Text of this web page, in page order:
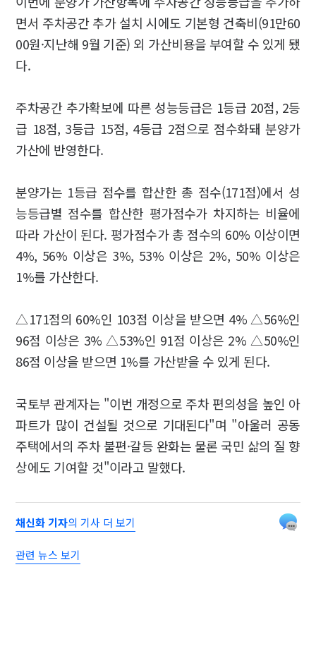
면서 주차공간 추가 설치 시에도 기본형 건축비(91만60
00원·지난해 9월 기준) 외 가산비용을 부여할 수 있게 됐
다.
주차공간 추가확보에 따른 성능등급은 1등급 20점, 2등
급 18점, 3등급 15점, 4등급 2점으로 점수화돼 분양가
가산에 반영한다.
분양가는 1등급 점수를 합산한 총 점수(171점)에서 성
능등급별 점수를 합산한 평가점수가 차지하는 비율에
따라 가산이 된다. 평가점수가 총 점수의 60% 이상이면
4%, 56% 이상은 3%, 53% 이상은 2%, 50% 이상은
1%를 가산한다.
△171점의 60%인 103점 이상을 받으면 4% △56%인
96점 이상은 3% △53%인 91점 이상은 2% △50%인
86점 이상을 받으면 1%를 가산받을 수 있게 된다.
국토부 관계자는 "이번 개정으로 주차 편의성을 높인 아
파트가 많이 건설될 것으로 기대된다"며 "아울러 공동
주택에서의 주차 불편·갈등 완화는 물론 국민 삶의 질 향
상에도 기여할 것"이라고 말했다.
채신화 기자의 기사 더 보기
관련 뉴스 보기